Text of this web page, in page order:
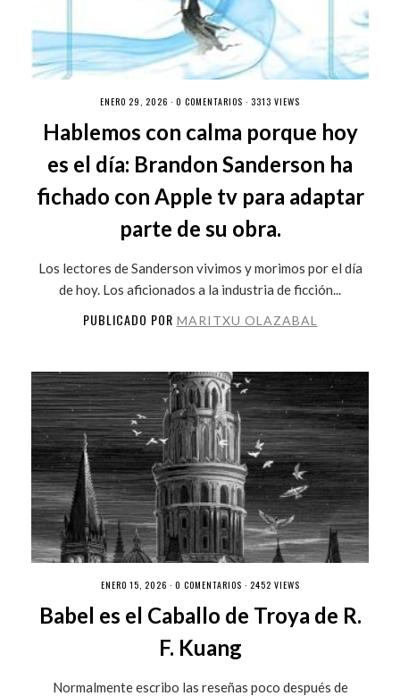
ENERO 29, 2026 · 0 COMENTARIOS · 3313 VIEWS
Hablemos con calma porque hoy
es el día: Brandon Sanderson ha
fichado con Apple tv para adaptar
parte de su obra.
Los lectores de Sanderson vivimos y morimos por el día
de hoy. Los aficionados a la industria de ficción...
PUBLICADO POR MARITXU OLAZABAL
ENERO 15, 2026 · 0 COMENTARIOS · 2452 VIEWS
Babel es el Caballo de Troya de R.
F. Kuang
Normalmente escribo las reseñas poco después de